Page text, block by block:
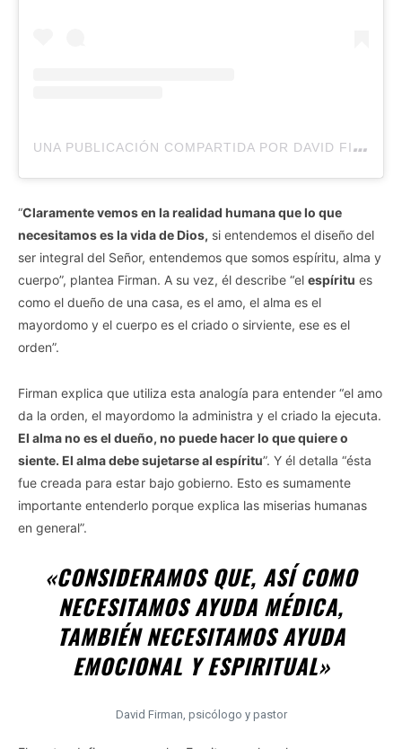
U
NA PUBLICACIÓN COMPARTIDA POR DAVID FIRMAN (@DAVIDFIRMANOFICIAL)
“Claramente vemos en la realidad humana que lo que
necesitamos es la vida de Dios, si entendemos el diseño del
ser integral del Señor, entendemos que somos espíritu, alma y
cuerpo”, plantea Firman. A su vez, él describe “el espíritu es
como el dueño de una casa, es el amo, el alma es el
mayordomo y el cuerpo es el criado o sirviente, ese es el
orden”.
Firman explica que utiliza esta analogía para entender “el amo
da la orden, el mayordomo la administra y el criado la ejecuta.
El alma no es el dueño, no puede hacer lo que quiere o
siente. El alma debe sujetarse al espíritu”. Y él detalla “ésta
fue creada para estar bajo gobierno. Esto es sumamente
importante entenderlo porque explica las miserias humanas
en general”.
«CONSIDERAMOS QUE, ASÍ COMO
NECESITAMOS AYUDA MÉDICA,
TAMBIÉN NECESITAMOS AYUDA
EMOCIONAL Y ESPIRITUAL»
David Firman, psicólogo y pastor